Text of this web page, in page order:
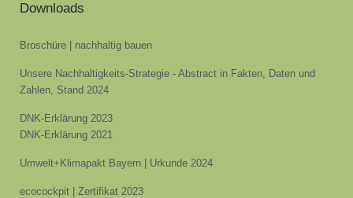
Downloads
Broschüre | nachhaltig bauen
Unsere Nachhaltigkeits-Strategie - Abstract in Fakten, Daten und
Zahlen, Stand 2024
DNK-Erklärung 2023
DNK-Erklärung 2021
Umwelt+Klimapakt Bayern | Urkunde 2024
ecocockpit | Zertifikat 2023